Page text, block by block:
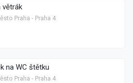
větrák
Praha - Praha 4
na WC štětku
Praha - Praha 4